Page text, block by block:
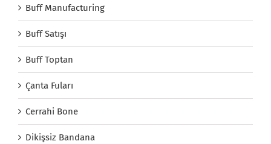
Buff Manufacturing
Buff Satışı
Buff Toptan
Çanta Fuları
Cerrahi Bone
Dikişsiz Bandana